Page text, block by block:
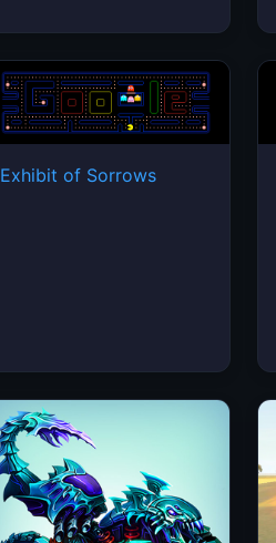
Exhibit of Sorrows